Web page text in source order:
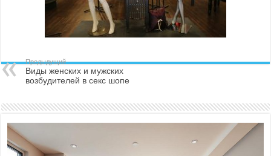
Предыдущий
Виды женских и мужских
возбудителей в секс шопе